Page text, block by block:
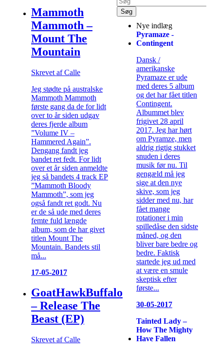
Mammoth
Mammoth –
Mount The
Mountain
Skrevet af Calle
Jeg stødte på australske
Mammoth Mammoth
første gang da de for lidt
over to år siden udgav
deres fjerde album
”Volume IV –
Hammered Again”.
Dengang fandt jeg
bandet ret fedt. For lidt
over et år siden anmeldte
jeg så bandets 4 track EP
”Mammoth Bloody
Mammoth”, som jeg
også fandt ret godt. Nu
er de så ude med deres
femte fuld længde
album, som de har givet
titlen Mount The
Mountain. Bandets stil
må...
17-05-2017
GoatHawkBuffalo
– Release The
Beast (EP)
Skrevet af Calle
Nye indlæg
Pyramaze -
Contingent
Dansk /
amerikanske
Pyramaze er ude
med deres 5 album
og det har fået titlen
Contingent.
Albummet blev
frigivet 28 april
2017. Jeg har hørt
om Pyramze, men
aldrig rigtig stukket
snuden i deres
musik før nu. Til
gengæld må jeg
sige at den nye
skive, som jeg
sidder med nu, har
fået mange
rotationer i min
spilledåse den sidste
måned, og den
bliver bare bedre og
bedre. Faktisk
startede jeg ud med
at være en smule
skeptisk efter
første...
30-05-2017
Tainted Lady –
How The Mighty
Have Fallen